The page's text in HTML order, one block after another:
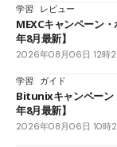
学習 レビュー
MEXCキャンペーン
年8月最新】
2026年08月06日 12時
学習 ガイド
Bitunixキャンペーン
年8月最新】
2026年08月06日 10時